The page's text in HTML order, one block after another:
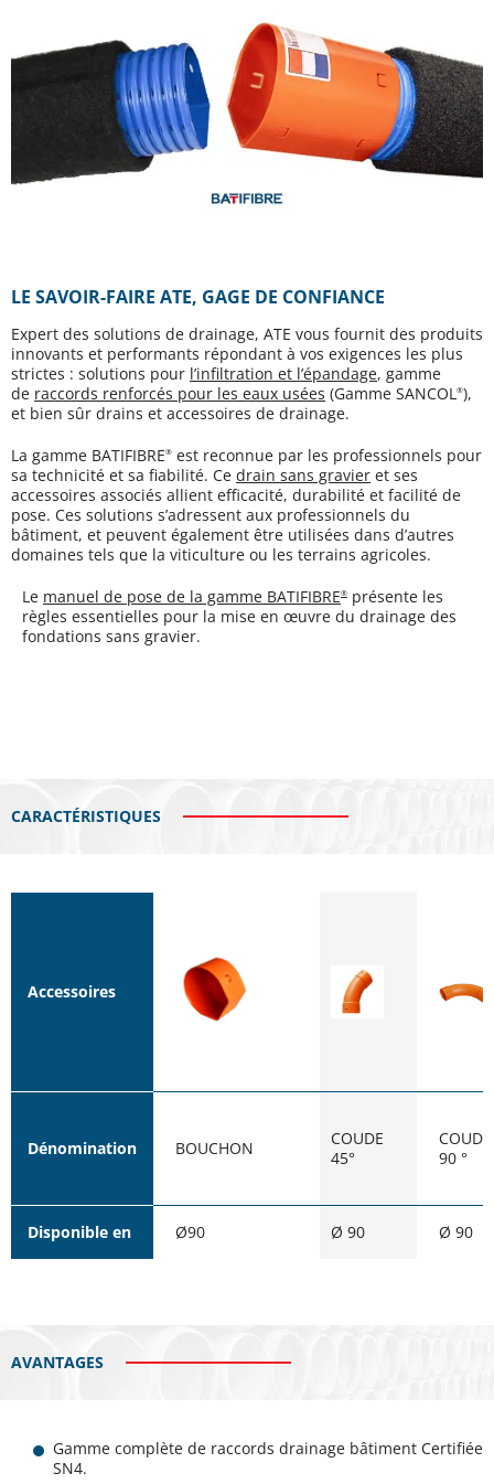
LE SAVOIR-FAIRE ATE, GAGE DE CONFIANCE
Expert des solutions de drainage, ATE vous fournit des produits
innovants et performants répondant à vos exigences les plus
strictes : solutions pour l’infiltration et l’épandage, gamme
de raccords renforcés pour les eaux usées (Gamme SANCOL®),
et bien sûr drains et accessoires de drainage.
La gamme BATIFIBRE® est reconnue par les professionnels pour
sa technicité et sa fiabilité. Ce drain sans gravier et ses
accessoires associés allient efficacité, durabilité et facilité de
pose. Ces solutions s’adressent aux professionnels du
bâtiment, et peuvent également être utilisées dans d’autres
domaines tels que la viticulture ou les terrains agricoles.
Le manuel de pose de la gamme BATIFIBRE® présente les
règles essentielles pour la mise en œuvre du drainage des
fondations sans gravier.
CARACTÉRISTIQUES
Accessoires
Dénomination BOUCHON
COUDE
45°
COUDE
90 °
Disponible en Ø90 Ø 90 Ø 90
AVANTAGES
Gamme complète de raccords drainage bâtiment Certifiée
SN4.